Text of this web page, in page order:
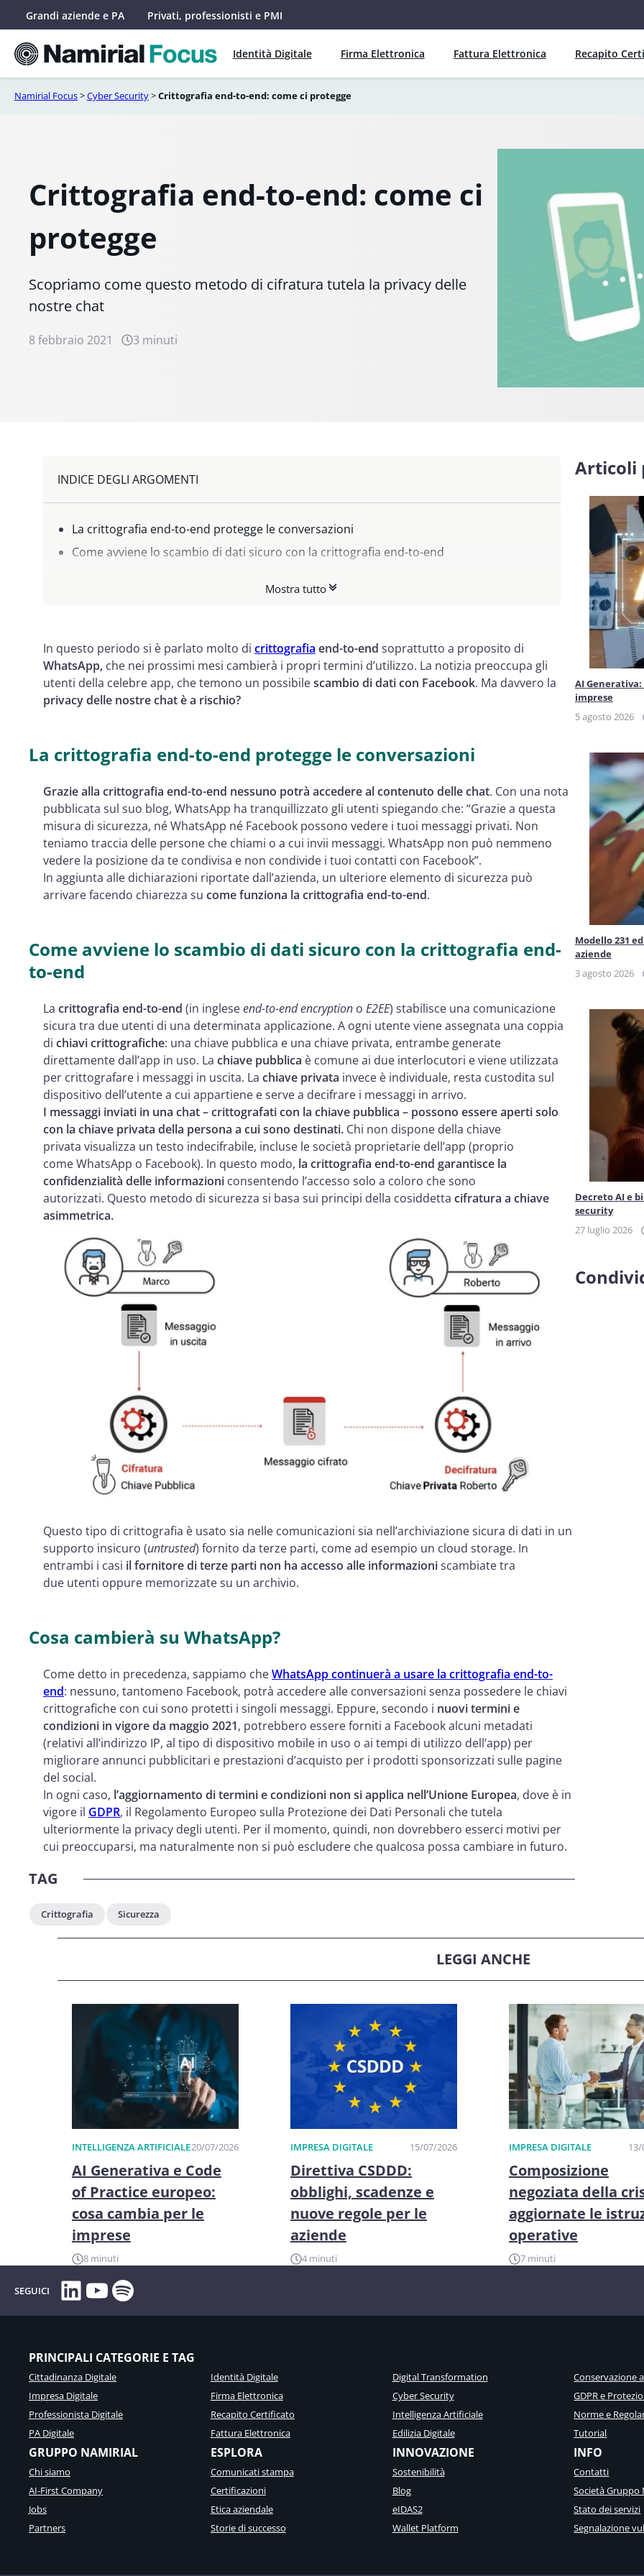
contenuto
Grandi aziende e PA Privati, professionisti e PMI
Identità Digitale Firma Elettronica Fattura Elettronica Recapito
Namirial Focus>Cyber Security>Crittografia end-to-end: come ci protegge
Crittografia end-to-end: come ci
protegge
Scopriamo come questo metodo di cifratura tutela la privacy delle
nostre chat
8 febbraio 2021 3 minuti
INDICE DEGLI ARGOMENTI
La crittografia end-to-end protegge le conversazioni
Come avviene lo scambio di dati sicuro con la crittografia end-to-end
Mostra tutto
In questo periodo si è parlato molto di crittografia end-to-end soprattutto a proposito di
WhatsApp, che nei prossimi mesi cambierà i propri termini d’utilizzo. La notizia preoccupa gli
utenti della celebre app, che temono un possibilescambio di dati con Facebook. Ma davvero la
privacy delle nostre chat è a rischio?
La crittografia end-to-end protegge le conversazioni
Grazie alla crittografia end-to-end nessuno potrà accedere al contenuto delle chat. Con una nota
pubblicata sul suo blog, WhatsApp ha tranquillizzato gli utenti spiegando che: “Grazie a questa
misura di sicurezza, né WhatsApp né Facebook possono vedere i tuoi messaggi privati. Non
teniamo traccia delle persone che chiami o a cui invii messaggi. WhatsApp non può nemmeno
vedere la posizione da te condivisa e non condivide i tuoi contatti con Facebook”.
In aggiunta alle dichiarazioni riportate dall’azienda, un ulteriore elemento di sicurezza può
arrivare facendo chiarezza su come funziona la crittografia end-to-end.
Come avviene lo scambio di dati sicuro con la crittografia end-
to-end
La crittografia end-to-end (in ingleseend-to-end encryption o E2EE) stabilisce una comunicazione
sicura tra due utenti di una determinata applicazione. A ogni utente viene assegnata una coppia
di chiavi crittografiche: una chiave pubblica e una chiave privata, entrambe generate
direttamente dall’app in uso. La chiave pubblica è comune ai due interlocutori e viene utilizzata
per crittografare i messaggi in uscita. La chiave privata invece è individuale, resta custodita sul
dispositivo dell’utente a cui appartiene e serve a decifrare i messaggi in arrivo.
I messaggi inviati in una chat – crittografati con la chiave pubblica – possono essere aperti solo
con la chiave privata della persona a cui sono destinati. Chi non dispone della chiave
privata visualizza un testo indecifrabile, incluse le società proprietarie dell’app (proprio
come WhatsApp o Facebook). In questo modo, la crittografia end-to-end garantisce la
confidenzialità delle informazioni consentendo l’accesso solo a coloro che sono
autorizzati. Questo metodo di sicurezza si basa sui principi della cosiddetta cifratura a chiave
asimmetrica.
Questo tipo di crittografia è usato sia nelle comunicazioni sia nell’archiviazione sicura di dati in un
supporto insicuro (untrusted) fornito da terze parti, come ad esempio un cloud storage. In
entrambi i casi il fornitore di terze parti non ha accesso alle informazioniscambiate tra
due utenti oppure memorizzate su un archivio.
Cosa cambierà su WhatsApp?
Come detto in precedenza, sappiamo cheWhatsApp continuerà a usare la crittografia end-to-
end: nessuno, tantomeno Facebook, potrà accedere alle conversazioni senza possedere le chiavi
crittografiche con cui sono protetti i singoli messaggi. Eppure, secondo i nuovi termini e
condizioni in vigore da maggio 2021, potrebbero essere forniti a Facebook alcuni metadati
(relativi all’indirizzo IP, al tipo di dispositivo mobile in uso o ai tempi di utilizzo dell’app) per
migliorare annunci pubblicitari e prestazioni d’acquisto per i prodotti sponsorizzati sulle pagine
del social.
In ogni caso, l’aggiornamento di termini e condizioni non si applica nell’Unione Europea, dove è in
vigore il GDPR, il Regolamento Europeo sulla Protezione dei Dati Personali che tutela
ulteriormente la privacy degli utenti. Per il momento, quindi, non dovrebbero esserci motivi per
cui preoccuparsi, ma naturalmente non si può escludere che qualcosa possa cambiare in futuro.
TAG
Crittografia Sicurezza
Articoli
AI
imprese
5 agosto 2026
Modello 231
aziende
3 agosto 2026
Decreto AI e
security
27 luglio 2026
LEGGI ANCHE
INTELLIGENZA ARTIFICIALE20/07/2026
AI Generativa e Code
of Practice europeo:
cosa cambia per le
imprese
8 minuti
IMPRESA DIGITALE 15/07/2026
Direttiva CSDDD:
obblighi, scadenze e
nuove regole per le
aziende
4 minuti
IMPRESA DIGITALE
Composizione
negoziata della
aggiornate le
operative
7 minuti
SEGUICI LinkedIn
YouTube
Spotify
PRINCIPALI CATEGORIE E TAG
Cittadinanza Digitale
Impresa Digitale
Professionista Digitale
PA Digitale
Identità Digitale
Firma Elettronica
Recapito Certificato
Fattura Elettronica
Digital Transformation
Cyber Security
Intelligenza Artificiale
Edilizia Digitale
Conservazione
GDPR e
Norme e
Tutorial
GRUPPO NAMIRIAL
Chi siamo
AI-First Company
Jobs
Partners
ESPLORA
Comunicati stampa
Certificazioni
Etica aziendale
Storie di successo
INNOVAZIONE
Sostenibilità
Blog
eIDAS2
Wallet Platform
INFO
Contatti
Società Gruppo
Stato dei servizi
Segnalazione